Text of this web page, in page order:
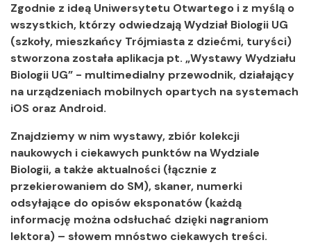
Zgodnie z ideą Uniwersytetu Otwartego i z myślą o
wszystkich, którzy odwiedzają Wydział Biologii UG
(szkoły, mieszkańcy Trójmiasta z dziećmi, turyści)
stworzona została aplikacja pt. „Wystawy Wydziału
Biologii UG” - multimedialny przewodnik, działający
na urządzeniach mobilnych opartych na systemach
iOS oraz Android.
Znajdziemy w nim wystawy, zbiór kolekcji
naukowych i ciekawych punktów na Wydziale
Biologii, a także aktualności (łącznie z
przekierowaniem do SM), skaner, numerki
odsyłające do opisów eksponatów (każdą
informację można odsłuchać dzięki nagraniom
lektora) – słowem mnóstwo ciekawych treści.